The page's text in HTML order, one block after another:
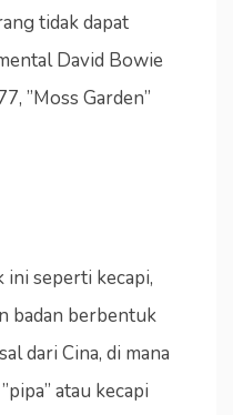
tidak dapat
David Bowie
”Moss Garden”
seperti kecapi,
badan berbentuk
dari Cina, di mana
atau kecapi